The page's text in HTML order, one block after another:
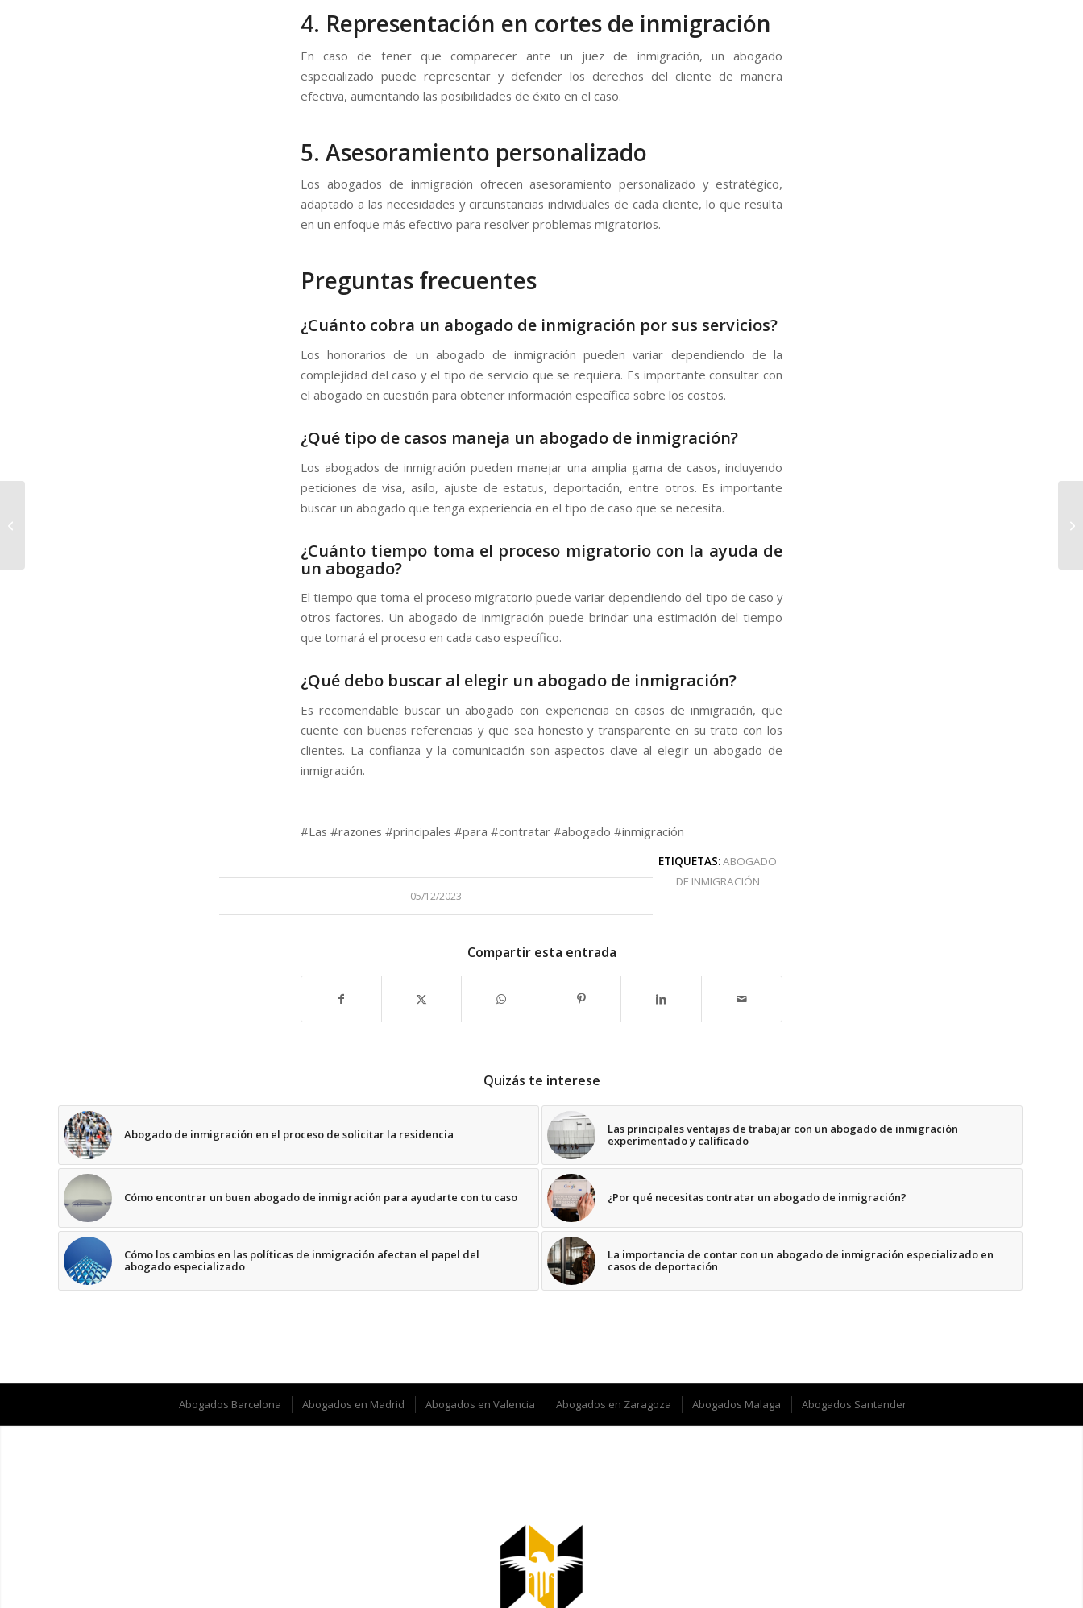
4. Representación en cortes de inmigración
En caso de tener que comparecer ante un juez de inmigración, un abogado
especializado puede representar y defender los derechos del cliente de manera
efectiva, aumentando las posibilidades de éxito en el caso.
5. Asesoramiento personalizado
Los abogados de inmigración ofrecen asesoramiento personalizado y estratégico,
adaptado a las necesidades y circunstancias individuales de cada cliente, lo que resulta
en un enfoque más efectivo para resolver problemas migratorios.
Preguntas frecuentes
¿Cuánto cobra un abogado de inmigración por sus servicios?
Los honorarios de un abogado de inmigración pueden variar dependiendo de la
complejidad del caso y el tipo de servicio que se requiera. Es importante consultar con
el abogado en cuestión para obtener información específica sobre los costos.
¿Qué tipo de casos maneja un abogado de inmigración?
Los abogados de inmigración pueden manejar una amplia gama de casos, incluyendo
peticiones de visa, asilo, ajuste de estatus, deportación, entre otros. Es importante
buscar un abogado que tenga experiencia en el tipo de caso que se necesita.
¿Cuánto tiempo toma el proceso migratorio con la ayuda de
un abogado?
El tiempo que toma el proceso migratorio puede variar dependiendo del tipo de caso y
otros factores. Un abogado de inmigración puede brindar una estimación del tiempo
que tomará el proceso en cada caso específico.
¿Qué debo buscar al elegir un abogado de inmigración?
Es recomendable buscar un abogado con experiencia en casos de inmigración, que
cuente con buenas referencias y que sea honesto y transparente en su trato con los
clientes. La confianza y la comunicación son aspectos clave al elegir un abogado de
inmigración.
#Las #razones #principales #para #contratar #abogado #inmigración
05/12/2023
ETIQUETAS:ABOGADO
DE INMIGRACIÓN
Compartir esta entrada
Quizás te interese
Abogado de inmigración en el proceso de solicitar la residencia
Las principales ventajas de trabajar con un abogado de inmigración
experimentado y calificado
Cómo encontrar un buen abogado de inmigración para ayudarte con tu caso ¿Por qué necesitas contratar un abogado de inmigración?
Cómo los cambios en las políticas de inmigración afectan el papel del
abogado especializado
La importancia de contar con un abogado de inmigración especializado en
casos de deportación
Abogados Barcelona Abogados en Madrid Abogados en Valencia Abogados en Zaragoza Abogados Malaga Abogados Santander